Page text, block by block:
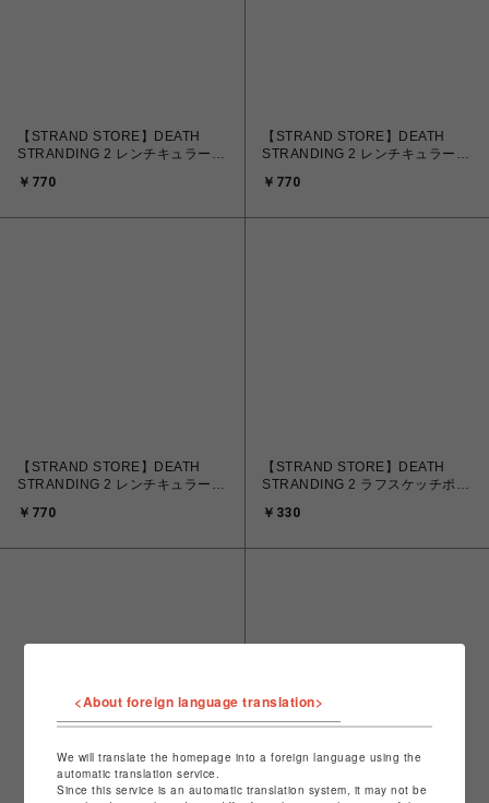
【STRAND STORE】DEATH
STRANDING 2 レンチキュラー
￥770
【STRAND STORE】DEATH
STRANDING 2 レンチキュラー
￥770
【STRAND STORE】DEATH
STRANDING 2 レンチキュラー
￥770
【STRAND STORE】DEATH
STRANDING 2 ラフスケッチポス
￥330
【STRAND STORE】DEATH 【STRAND STORE】DEATH
<About foreign language translation>
We will translate the homepage into a foreign language using the
automatic translation service.
Since this service is an automatic translation system, it may not be